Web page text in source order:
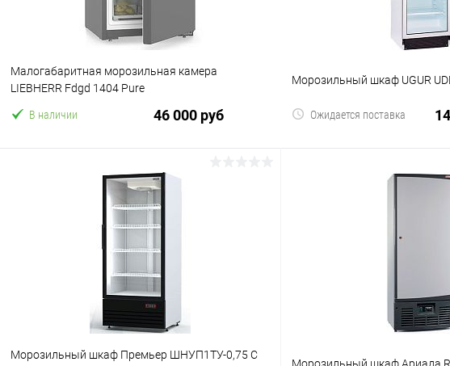
Малогабаритная морозильная камера
LIEBHERR Fdgd 1404 Pure
В наличии 46 000 руб
В корзину
Морозильный шкаф UGUR
Ожидается поставка
В
Морозильный шкаф Премьер ШНУП1ТУ-0,75 C
Морозильный шкаф Ариада